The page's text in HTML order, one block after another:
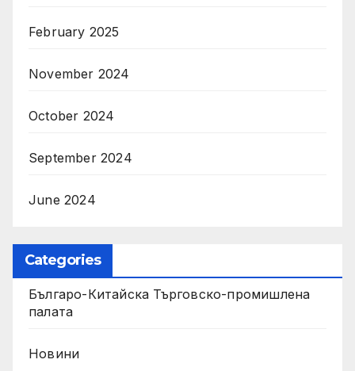
February 2025
November 2024
October 2024
September 2024
June 2024
Categories
Българо-Китайска Търговско-промишлена
палaта
Новини